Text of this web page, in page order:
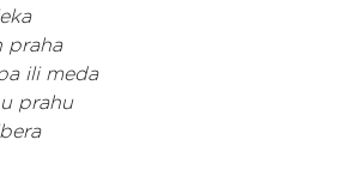
praha
ili meda
prahu